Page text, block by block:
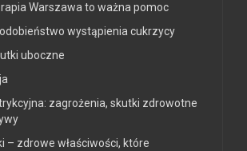
Warszawa to ważna pomoc
wystąpienia cukrzycy
uboczne
zagrożenia, skutki zdrowotne
– zdrowe właściwości, które